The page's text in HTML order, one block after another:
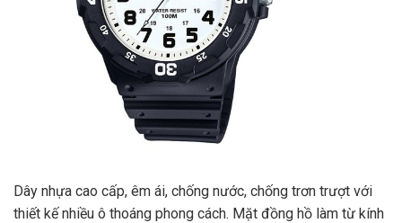
Dây nhựa cao cấp, êm ái, chống nước, chống trơn trượt với
thiết kế nhiều ô thoáng phong cách. Mặt đồng hồ làm từ kính